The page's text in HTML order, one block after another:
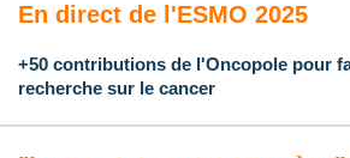
En direct de l'ESMO 2025
+50 contributions de l'Oncopole pour
recherche sur le cancer